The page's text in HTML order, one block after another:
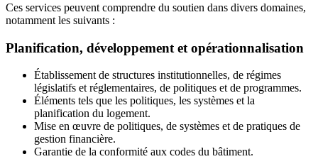
Ces services peuvent comprendre du soutien dans divers domaines,
notamment les suivants :
Planification, développement et opérationnalisation
Établissement de structures institutionnelles, de régimes
législatifs et réglementaires, de politiques et de programmes.
Éléments tels que les politiques, les systèmes et la
planification du logement.
Mise en œuvre de politiques, de systèmes et de pratiques de
gestion financière.
Garantie de la conformité aux codes du bâtiment.